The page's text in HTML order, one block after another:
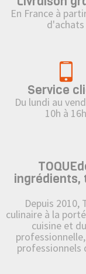
En France à
d'achats
Service
Du lundi au
10h à 16h
ingrédients,
Depuis 2010,
culinaire à la
cuisine et
professionnels